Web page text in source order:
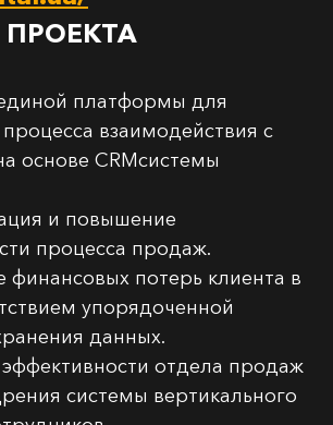
платформы для
взаимодействия с
основе CRMсистемы
и повышение
процесса продаж.
потерь клиента в
упорядоченной
данных.
отдела продаж
системы вертикального